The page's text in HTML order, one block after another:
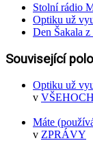
Stolní rádio
Optiku už
Den Šakala
Související
Optiku už
v
Máte
v ZPRÁVY